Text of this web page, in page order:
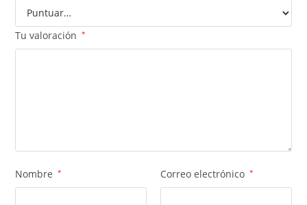
Tu valoración *
Nombre * Correo electrónico *